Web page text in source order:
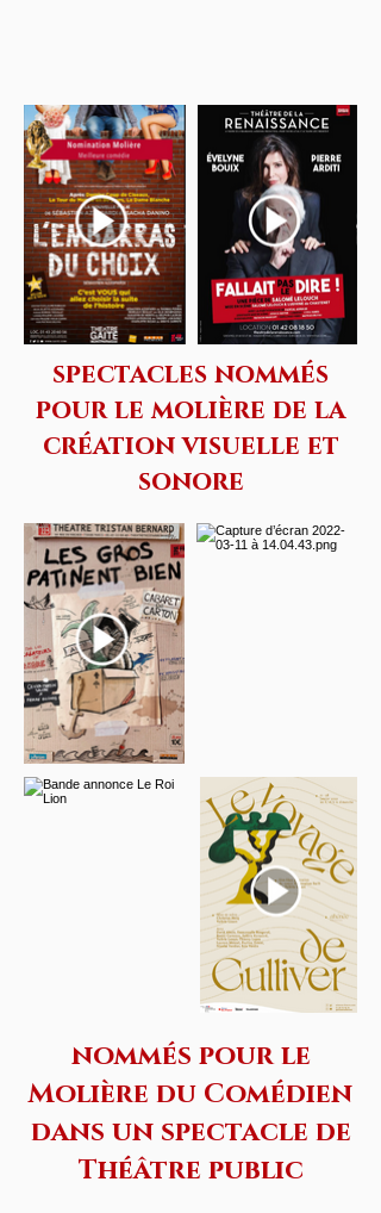
spectacles nommés
pour le molière de la
création visuelle et
sonore
nommés pour le
Molière du Comédien
dans un spectacle de
Théâtre public